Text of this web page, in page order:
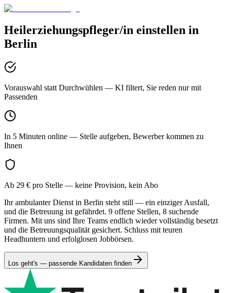
Heilerziehungspfleger/in einstellen in
Berlin
Vorauswahl statt Durchwühlen — KI filtert, Sie reden nur mit
Passenden
In 5 Minuten online — Stelle aufgeben, Bewerber kommen zu
Ihnen
Ab 29 € pro Stelle — keine Provision, kein Abo
Ihr ambulanter Dienst in Berlin steht still — ein einziger Ausfall,
und die Betreuung ist gefährdet. 9 offene Stellen, 8 suchende
Firmen. Mit uns sind Ihre Teams endlich wieder vollständig besetzt
und die Betreuungsqualität gesichert. Schluss mit teuren
Headhuntern und erfolglosen Jobbörsen.
Los geht's — passende Kandidaten finden